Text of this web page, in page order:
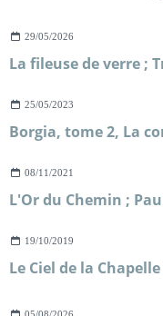
29/05/2026
La fileuse de verre ;
25/05/2023
Borgia, tome 2, La
08/11/2021
L'Or du Chemin ;
19/10/2019
Le Ciel de la
05/08/2026